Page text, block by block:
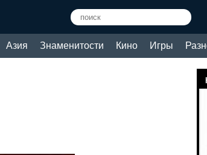
Азия Знаменитости Кино Игры